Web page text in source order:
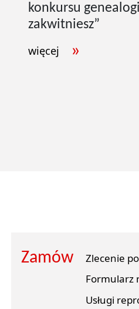
konkursu
zakwitniesz”
więcej
Zamów
Zlecenie
Formularz
Usługi